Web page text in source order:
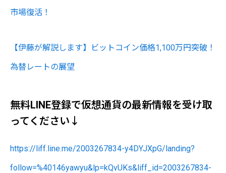
市場復活！
【伊藤が解説します】ビットコイン価格1,100万円突破！
為替レートの展望
無料LINE登録で仮想通貨の最新情報を受け取
ってください↓
https://liff.line.me/2003267834-y4DYJXpG/landing?
follow=%40146yawyu&lp=kQvUKs&liff_id=2003267834-